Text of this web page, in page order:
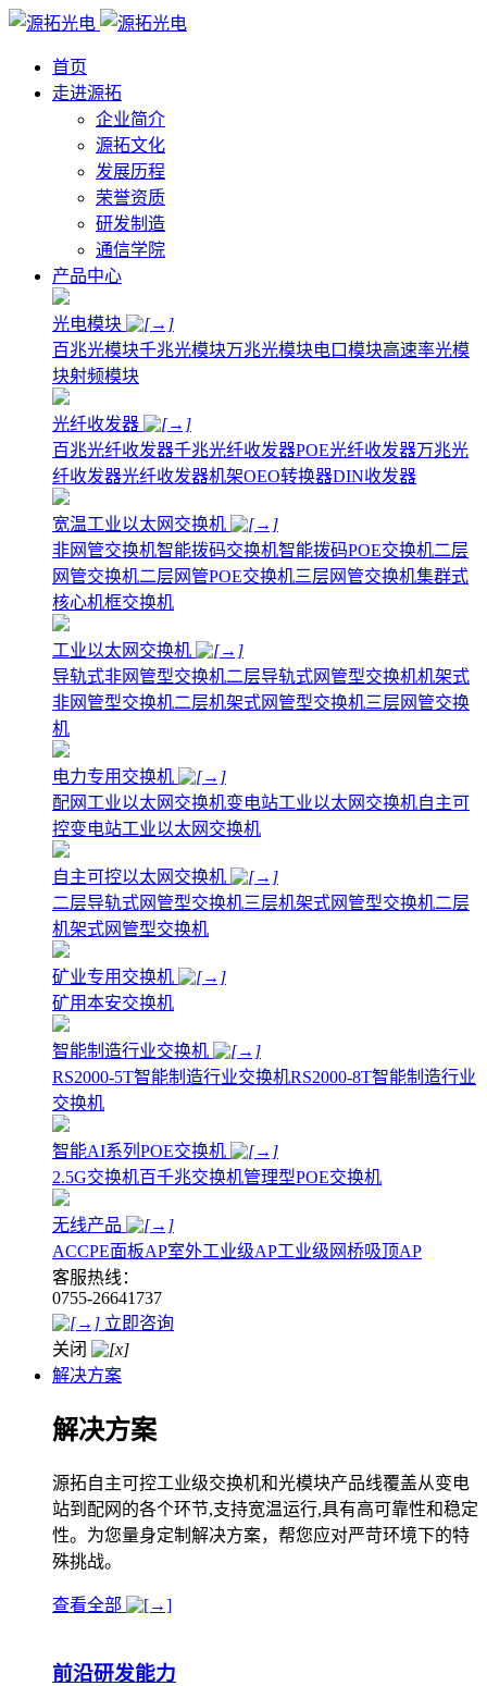
首页
走进源拓
企业简介
源拓文化
发展历程
荣誉资质
研发制造
通信学院
产品中心
光电模块
百兆光模块千兆光模块万兆光模块电口模块高速率光模
块射频模块
光纤收发器
百兆光纤收发器千兆光纤收发器POE光纤收发器万兆光
纤收发器光纤收发器机架OEO转换器DIN收发器
宽温工业以太网交换机
非网管交换机智能拨码交换机智能拨码POE交换机二层
网管交换机二层网管POE交换机三层网管交换机集群式
核心机框交换机
工业以太网交换机
导轨式非网管型交换机二层导轨式网管型交换机机架式
非网管型交换机二层机架式网管型交换机三层网管交换
机
电力专用交换机
配网工业以太网交换机变电站工业以太网交换机自主可
控变电站工业以太网交换机
自主可控以太网交换机
二层导轨式网管型交换机三层机架式网管型交换机二层
机架式网管型交换机
矿业专用交换机
矿用本安交换机
智能制造行业交换机
RS2000-5T智能制造行业交换机RS2000-8T智能制造行业
交换机
智能AI系列POE交换机
2.5G交换机百千兆交换机管理型POE交换机
无线产品
ACCPE面板AP室外工业级AP工业级网桥吸顶AP
客服热线：
0755-26641737
立即咨询
关闭
解决方案
解决方案
源拓自主可控工业级交换机和光模块产品线覆盖从变电
站到配网的各个环节,支持宽温运行,具有高可靠性和稳定
性。为您量身定制解决方案，帮您应对严苛环境下的特
殊挑战。
查看全部
前沿研发能力